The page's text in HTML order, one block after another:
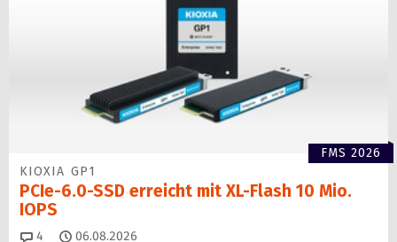
FMS 2026
KIOXIA GP1
PCIe-6.0-SSD erreicht mit XL-Flash 10 Mio.
IOPS
4 Kommentare
06.08.2026